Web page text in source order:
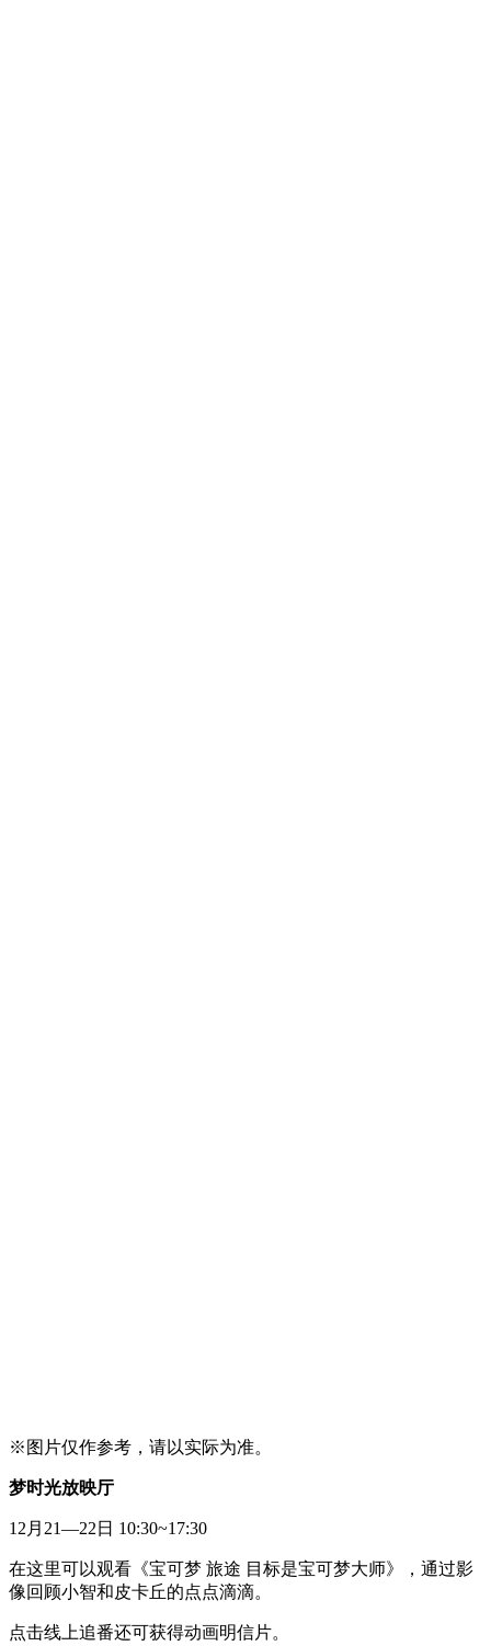
※图片仅作参考，请以实际为准。
梦时光放映厅
12月21—22日 10:30~17:30
在这里可以观看《宝可梦 旅途 目标是宝可梦大师》，通过影
像回顾小智和皮卡丘的点点滴滴。
点击线上追番还可获得动画明信片。